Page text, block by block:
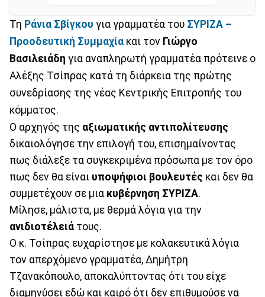
Τη Ράνια Σβίγκου για γραμματέα του ΣΥΡΙΖΑ –
Προοδευτική Συμμαχία και τον Γιώργο
Βασιλειάδη για αναπληρωτή γραμματέα πρότεινε ο
Αλέξης Τσίπρας κατά τη διάρκεια της πρώτης
συνεδρίασης της νέας Κεντρικής Επιτροπής του
κόμματος.
Ο αρχηγός της αξιωματικής αντιπολίτευσης
δικαιολόγησε την επιλογή του, επισημαίνοντας
πως διάλεξε τα συγκεκριμένα πρόσωπα με τον όρο
πως δεν θα είναι υποψήφιοι βουλευτές και δεν θα
συμμετέχουν σε μια κυβέρνηση ΣΥΡΙΖΑ.
Μίλησε, μάλιστα, με θερμά λόγια για την
ανιδιοτέλειά τους.
Ο κ. Τσίπρας ευχαρίστησε με κολακευτικά λόγια
τον απερχόμενο γραμματέα, Δημήτρη
Τζανακόπουλο, αποκαλύπτοντας ότι του είχε
διαμηνύσει εδώ και καιρό ότι δεν επιθυμούσε να